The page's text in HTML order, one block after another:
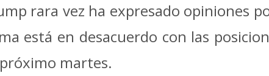
rara vez ha expresado opiniones
está en desacuerdo con las
martes.